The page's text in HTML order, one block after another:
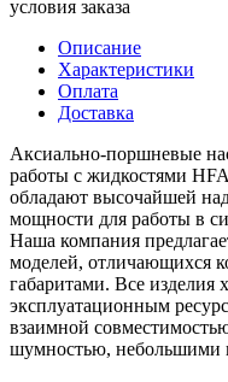
условия заказа
Описание
Характеристики
Оплата
Доставка
Аксиально-поршневые
работы с жидкостями
обладают высочайшей
мощности для работы в
Наша компания
моделей, отличающихся
габаритами. Все изделия
эксплуатационным
взаимной
шумностью, небольшими